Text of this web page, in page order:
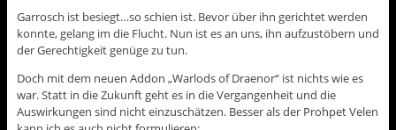
Garrosch ist besiegt…so schien ist. Bevor über ihn gerichtet werden
konnte, gelang im die Flucht. Nun ist es an uns, ihn aufzustöbern und
der Gerechtigkeit genüge zu tun.
Doch mit dem neuen Addon „Warlods of Draenor“ ist nichts wie es
war. Statt in die Zukunft geht es in die Vergangenheit und die
Auswirkungen sind nicht einzuschätzen. Besser als der Prohpet Velen